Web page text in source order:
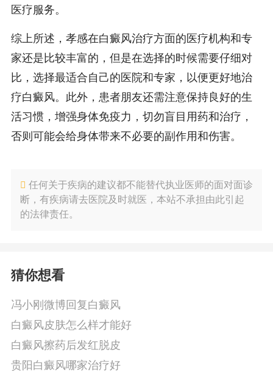
医疗服务。
综上所述，孝感在白癜风治疗方面的医疗机构和专
家还是比较丰富的，但是在选择的时候需要仔细对
比，选择最适合自己的医院和专家，以便更好地治
疗白癜风。此外，患者朋友还需注意保持良好的生
活习惯，增强身体免疫力，切勿盲目用药和治疗，
否则可能会给身体带来不必要的副作用和伤害。
任何关于疾病的建议都不能替代执业医师的面对面诊
断，有疾病请去医院及时就医，本站不承担由此引起
的法律责任。
猜你想看
冯小刚微博回复白癜风
白癜风皮肤怎么样才能好
白癜风擦药后发红脱皮
贵阳白癜风哪家治疗好